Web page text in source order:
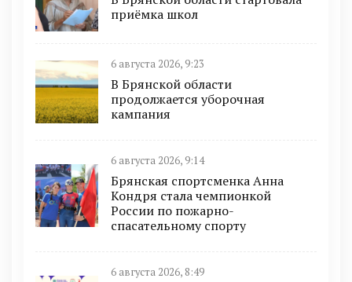
приёмка школ
6 августа 2026, 9:23
В Брянской области
продолжается уборочная
кампания
6 августа 2026, 9:14
Брянская спортсменка Анна
Кондря стала чемпионкой
России по пожарно-
спасательному спорту
6 августа 2026, 8:49